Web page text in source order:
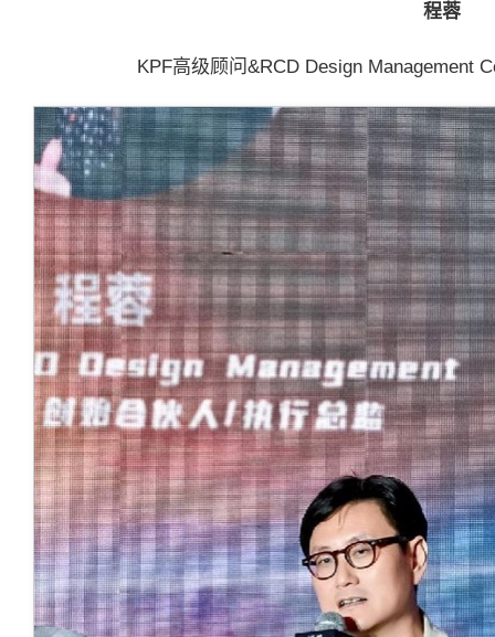
程蓉
KPF高级顾问&RCD Design Management